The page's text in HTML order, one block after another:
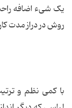
یک شیء اضافه
روش در دراز مدت
با کمی نظم و